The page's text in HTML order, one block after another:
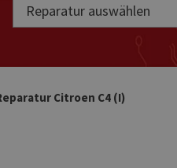
Reparatur auswählen
Citroen C4 (I)